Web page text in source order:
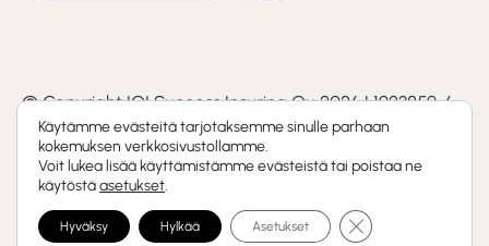
(F)
© Copyright IQI Success Insuring Oy 2026 | 1923859-6
Tietosuojaseloste
Whistleblowing-kanava
Käytämme evästeitä tarjotaksemme sinulle parhaan
kokemuksen verkkosivustollamme.
Voit lukea lisää käyttämistämme evästeistä tai poistaa ne
käytöstäasetukset.
Hyväksy Hylkää Asetukset Sulje evästebanneri